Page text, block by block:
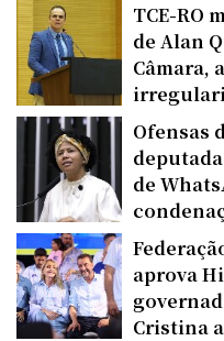
TCE-RO
de Alan
Câmara,
Ofensas
de
aprova
Cristina